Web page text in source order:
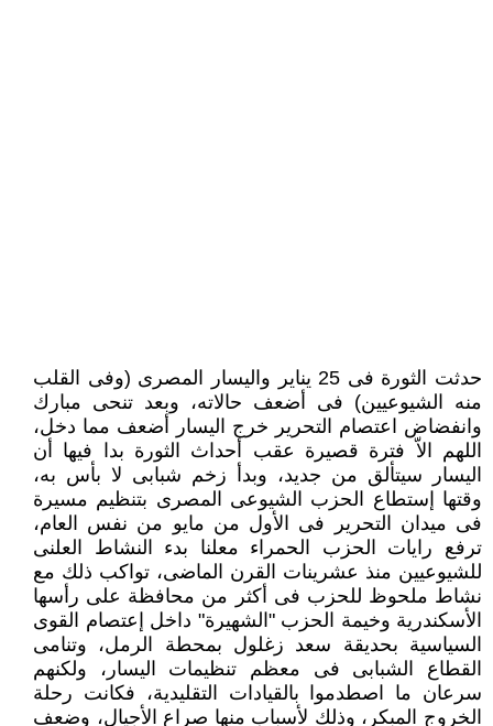
حدثت الثورة فى 25 يناير واليسار المصرى (وفى القلب
منه الشيوعيين) فى أضعف حالاته، وبعد تنحى مبارك
وانفضاض اعتصام التحرير خرج اليسار أضعف مما دخل،
اللهم الاّ فترة قصيرة عقب أحداث الثورة بدا فيها أن
اليسار سيتألق من جديد، وبدأ زخم شبابى لا بأس به،
وقتها إستطاع الحزب الشيوعى المصرى بتنظيم مسيرة
فى ميدان التحرير فى الأول من مايو من نفس العام،
ترفع رايات الحزب الحمراء معلنا بدء النشاط العلنى
للشيوعيين منذ عشرينات القرن الماضى، تواكب ذلك مع
نشاط ملحوظ للحزب فى أكثر من محافظة على رأسها
الأسكندرية وخيمة الحزب "الشهيرة" داخل إعتصام القوى
السياسية بحديقة سعد زغلول بمحطة الرمل، وتنامى
القطاع الشبابى فى معظم تنظيمات اليسار، ولكنهم
سرعان ما اصطدموا بالقيادات التقليدية، فكانت رحلة
الخروج المبكر، وذلك لأسباب منها صراع الأجيال، وضعف